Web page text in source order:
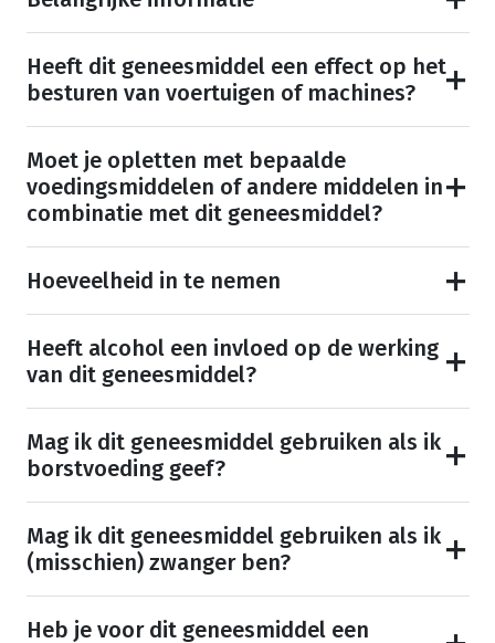
Heeft dit geneesmiddel een effect op het
besturen van voertuigen of machines?
Moet je opletten met bepaalde
voedingsmiddelen of andere middelen in
combinatie met dit geneesmiddel?
Hoeveelheid in te nemen
Heeft alcohol een invloed op de werking
van dit geneesmiddel?
Mag ik dit geneesmiddel gebruiken als ik
borstvoeding geef?
Mag ik dit geneesmiddel gebruiken als ik
(misschien) zwanger ben?
Heb je voor dit geneesmiddel een